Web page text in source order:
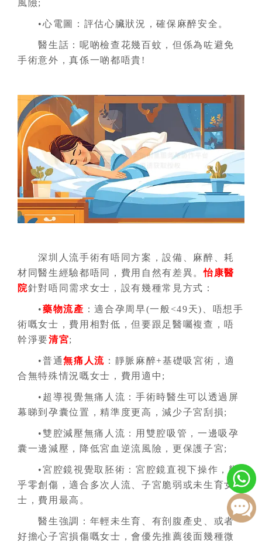
風險;
•心電圖：評估心臟狀況，確保麻醉安全。
醫生話：呢啲檢查花幾百蚊，但係為咗避免
手術意外，真係一啲都唔貴!
深圳人流手術有唔同方案，設備、麻醉、耗
材同醫生經驗都唔同，費用自然有差異。怡康醫
院針對唔同需求女士，設有幾種常見方式：
•藥物流產 ：適合孕周早(一般<49天)、唔想手
術嘅女士，費用相對低，但要跟足醫囑複查，唔
幹淨要清宮;
•普通無痛人流 ：靜脈麻醉+基礎吸宮術，適
合無特殊情況嘅女士，費用適中;
•超導視覺無痛人流：手術時醫生可以透過屏
幕睇到孕囊位置，精準度更高，減少子宮刮損;
•雙腔減壓無痛人流：用雙腔吸管，一邊吸孕
囊一邊減壓，降低宮血逆流風險，更保護子宮;
•宮腔鏡視覺取胚術：宮腔鏡直視下操作，幾
乎零創傷，適合多次人流、子宮脆弱或未生育女
士，費用最高。
醫生強調：年輕未生育、有剖腹產史、或者
好擔心子宮損傷嘅女士，會優先推薦後面幾種微